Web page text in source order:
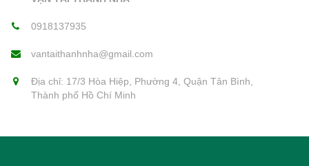
0918137935
vantaithanhnha@gmail.com
Địa chỉ: 17/3 Hòa Hiệp, Phường 4, Quận Tân Bình,
Thành phố Hồ Chí Minh